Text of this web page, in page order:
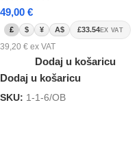
49,00 €
£ $ ¥ A$ £33.54 EX VAT
39,20 € ex VAT
Dodaj u košaricu
Dodaj u košaricu
SKU: 1-1-6/OB